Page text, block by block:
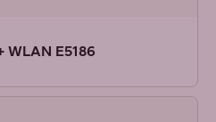
WLAN E5186